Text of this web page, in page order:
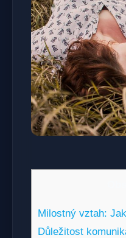
Milostný vztah:
Důležitost